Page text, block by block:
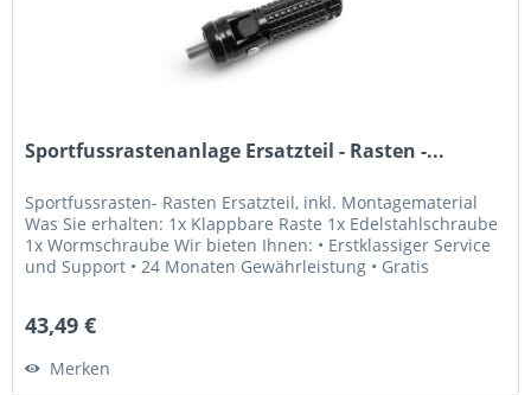
Sportfussrastenanlage Ersatzteil - Rasten -...
Sportfussrasten- Rasten Ersatzteil, inkl. Montagematerial
Was Sie erhalten: 1x Klappbare Raste 1x Edelstahlschraube
1x Wormschraube Wir bieten Ihnen: • Erstklassiger Service
und Support • 24 Monaten Gewährleistung • Gratis
43,49 €
Merken